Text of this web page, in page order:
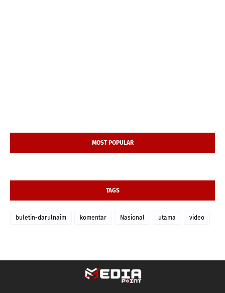
MOST POPULAR
TAGS
buletin-darulnaim komentar Nasional utama video